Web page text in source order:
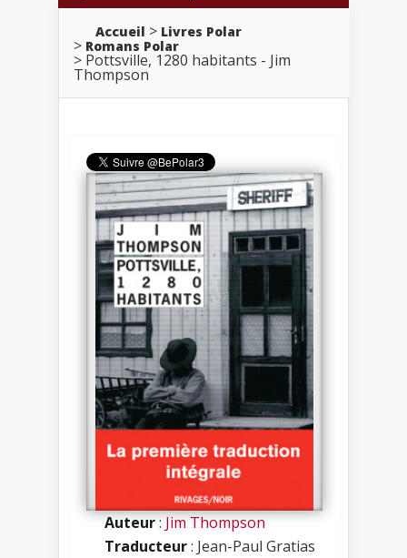
Accueil
Livres Polar
Romans Polar
Pottsville, 1280 habitants - Jim
Thompson
Auteur:Jim Thompson
Traducteur: Jean-Paul Gratias